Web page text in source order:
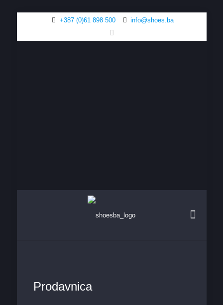
+387 (0)61 898 500 info@shoes.ba
Prodavnica